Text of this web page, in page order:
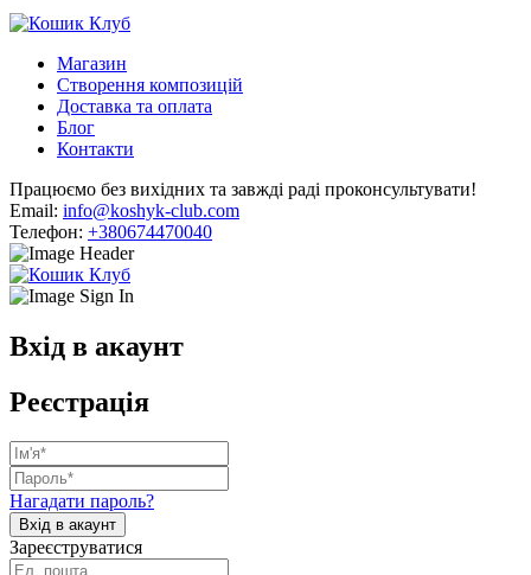
Магазин
Створення композицій
Доставка та оплата
Блог
Контакти
Працюємо без вихідних та завжді раді проконсультувати!
Email: info@koshyk-club.com
Телефон: +380674470040
Вхід в акаунт
Реєстрація
Нагадати пароль?
Зареєструватися